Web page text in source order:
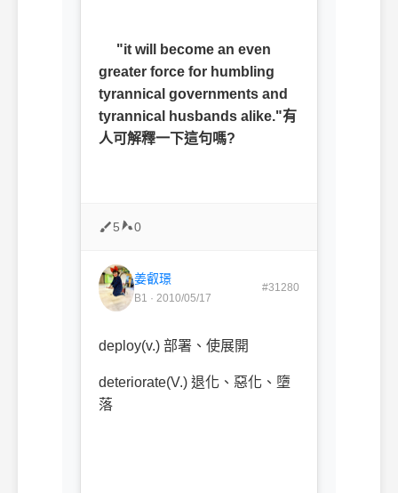
"it will become an even
greater force for humbling
tyrannical governments and
tyrannical husbands alike."有
人可解釋一下這句嗎?
5 0
姜叡璟
B1 · 2010/05/17
#31280
deploy(v.) 部署、使展開
deteriorate(V.) 退化、惡化、墮
落